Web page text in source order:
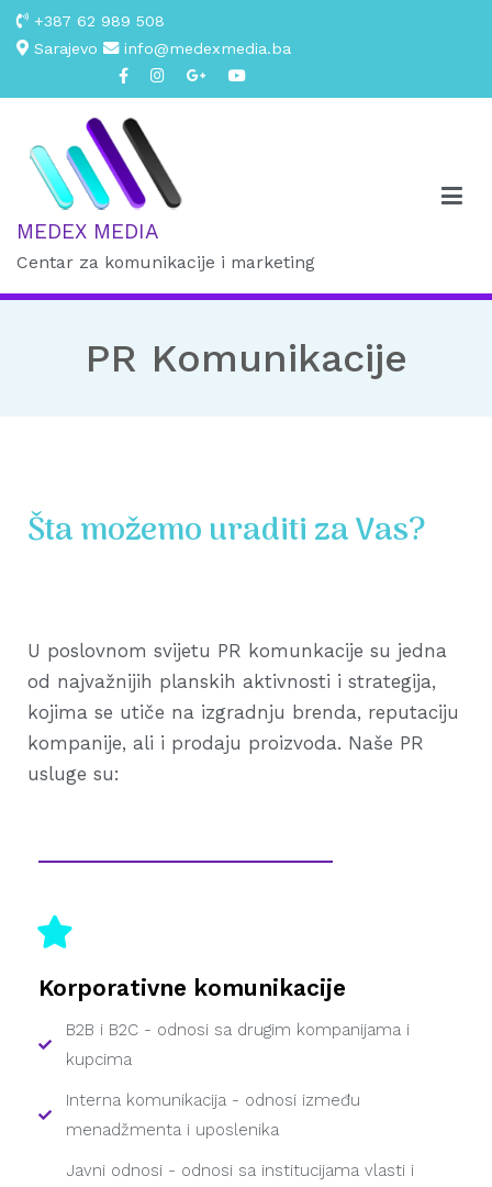
+387 62 989 508
Sarajevo
info@medexmedia.ba
MEDEX MEDIA
Centar za komunikacije i marketing
PR Komunikacije
Šta možemo uraditi za Vas?
U poslovnom svijetu PR komunkacije su jedna
od najvažnijih planskih aktivnosti i strategija,
kojima se utiče na izgradnju brenda, reputaciju
kompanije, ali i prodaju proizvoda. Naše PR
usluge su:
Korporativne komunikacije
B2B i B2C - odnosi sa drugim kompanijama i
kupcima
Interna komunikacija - odnosi između
menadžmenta i uposlenika
Javni odnosi - odnosi sa institucijama vlasti i